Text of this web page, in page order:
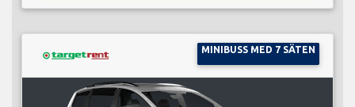
MINIBUSS MED 7 SÄTEN